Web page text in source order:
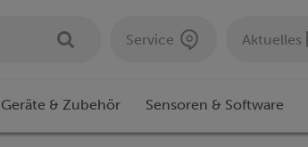
Service Aktuelles
Geräte & Zubehör Sensoren & Software